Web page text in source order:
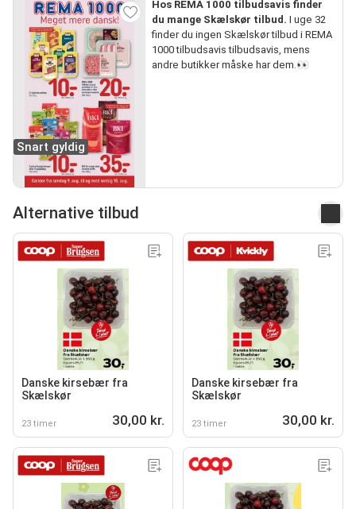
Snart gyldig
Hos REMA 1000 tilbudsavis finder
du mange Skælskør tilbud. I uge 32
finder du ingen Skælskør tilbud i REMA
1000 tilbudsavis tilbudsavis, mens
andre butikker måske har dem.👀
Alternative tilbud
Danske kirsebær fra
Skælskør
23 timer 30,00 kr.
Danske kirsebær fra
Skælskør
23 timer 30,00 kr.